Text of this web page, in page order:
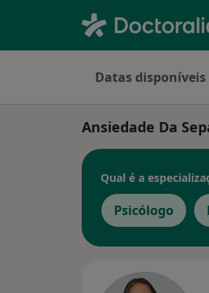
Datas disponíveis
Ansiedade Da
Qual é a
Psicólogo